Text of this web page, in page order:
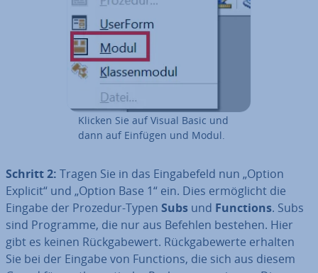
Klicken Sie auf Visual Basic und
dann auf Einfügen und Modul.
Schritt 2: Tragen Sie in das Ein­ga­be­feld nun „Option
Explicit“ und „Option Base 1“ ein. Dies er­mög­licht die
Eingabe der Prozedur-Typen Subs und Functions. Subs
sind Programme, die nur aus Befehlen bestehen. Hier
gibt es keinen Rück­ga­be­wert. Rück­ga­be­wer­te erhalten
Sie bei der Eingabe von Functions, die sich aus diesem